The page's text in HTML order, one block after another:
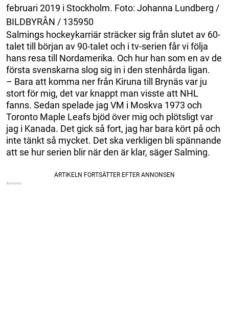
februari 2019 i Stockholm. Foto: Johanna Lundberg /
BILDBYRÅN / 135950
Salmings hockeykarriär sträcker sig från slutet av 60-
talet till början av 90-talet och i tv-serien får vi följa
hans resa till Nordamerika. Och hur han som en av de
första svenskarna slog sig in i den stenhårda ligan.
– Bara att komma ner från Kiruna till Brynäs var ju
stort för mig, det var knappt man visste att NHL
fanns. Sedan spelade jag VM i Moskva 1973 och
Toronto Maple Leafs bjöd över mig och plötsligt var
jag i Kanada. Det gick så fort, jag har bara kört på och
inte tänkt så mycket. Det ska verkligen bli spännande
att se hur serien blir när den är klar, säger Salming.